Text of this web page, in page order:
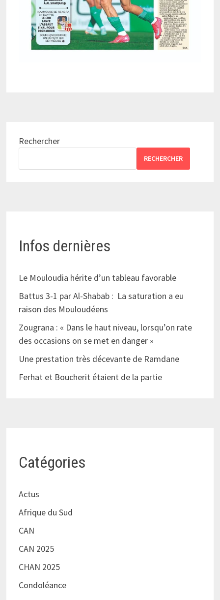
Rechercher
RECHERCHER
Infos dernières
Le Mouloudia hérite d’un tableau favorable
Battus 3-1 par Al-Shabab : La saturation a eu
raison des Mouloudéens
Zougrana : « Dans le haut niveau, lorsqu’on rate
des occasions on se met en danger »
Une prestation très décevante de Ramdane
Ferhat et Boucherit étaient de la partie
Catégories
Actus
Afrique du Sud
CAN
CAN 2025
CHAN 2025
Condoléance